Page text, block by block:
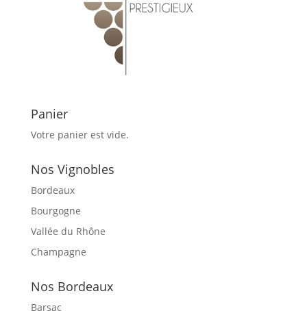
Panier
Votre panier est vide.
Nos Vignobles
Bordeaux
Bourgogne
Vallée du Rhône
Champagne
Nos Bordeaux
Barsac